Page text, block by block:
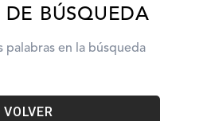
DE BÚSQUEDA
palabras en la búsqueda
VOLVER